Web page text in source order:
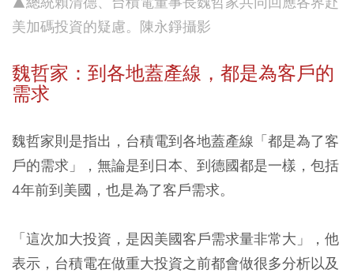
美加碼投資的疑慮。陳永錚攝影
魏哲家：到各地蓋產線，都是為客戶的
需求
魏哲家則是指出，台積電到各地蓋產線「都是為了客
戶的需求」，無論是到日本、到德國都是一樣，包括
4年前到美國，也是為了客戶需求。
「這次加大投資，是因美國客戶需求量非常大」，他
表示，台積電在做重大投資之前都會做很多分析以及